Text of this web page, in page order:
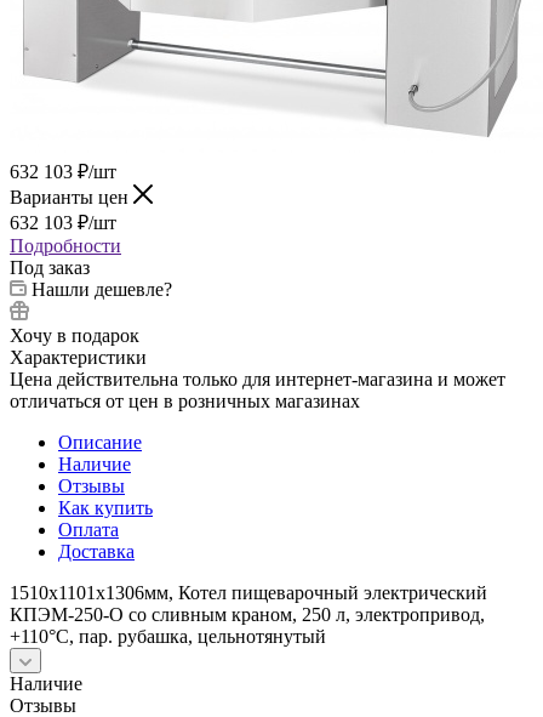
632 103 ₽/шт
Варианты цен
632 103 ₽/шт
Подробности
Под заказ
Нашли дешевле?
Хочу в подарок
Характеристики
Цена действительна только для интернет-магазина и может
отличаться от цен в розничных магазинах
Описание
Наличие
Отзывы
Как купить
Оплата
Доставка
1510х1101х1306мм, Котел пищеварочный электрический
КПЭМ-250-О со сливным краном, 250 л, электропривод,
+110°С, пар. рубашка, цельнотянутый
Наличие
Отзывы